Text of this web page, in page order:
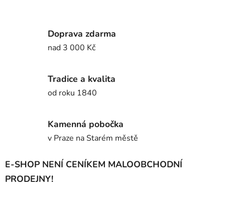
Doprava zdarma
nad 3 000 Kč
Tradice a kvalita
od roku 1840
Kamenná pobočka
v Praze na Starém městě
E-SHOP NENÍ CENÍKEM MALOOBCHODNÍ
PRODEJNY!